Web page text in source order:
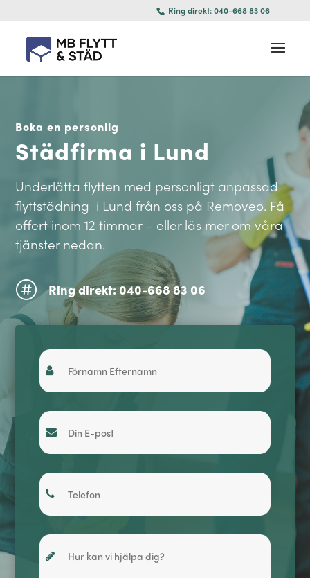
Ring direkt: 040-668 83 06
Boka en personlig
Städfirma i Lund
Underlätta flytten med personligt anpassad
flyttstädning i Lund från oss på Removeo. Få
offert inom 12 timmar – eller läs mer om våra
tjänster nedan.
 Ring direkt: 040-668 83 06